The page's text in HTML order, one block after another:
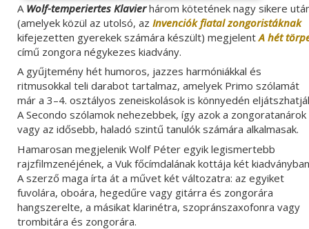
A Wolf-temperiertes Klavierhárom kötetének nagy sikere
(amelyek közül az utolsó, az Invenciók fiatal zongoristáknak
kifejezetten gyerekek számára készült) megjelent A hét
című zongora négykezes kiadvány.
A gyűjtemény hét humoros, jazzes harmóniákkal és
ritmusokkal teli darabot tartalmaz, amelyek Primo szólamát
már a 3–4. osztályos zeneiskolások is könnyedén
A Secondo szólamok nehezebbek, így azok a zongoratanárok
vagy az idősebb, haladó szintű tanulók számára alkalmasak.
Hamarosan megjelenik Wolf Péter egyik legismertebb
rajzfilmzenéjének, a Vuk főcímdalának kottája két
A szerző maga írta át a művet két változatra: az egyiket
fuvolára, oboára, hegedűre vagy gitárra és zongorára
hangszerelte, a másikat klarinétra, szopránszaxofonra vagy
trombitára és zongorára.